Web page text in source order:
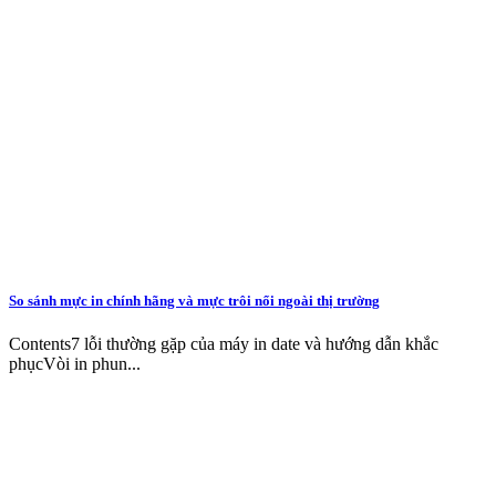
So sánh mực in chính hãng và mực trôi nổi ngoài thị trường
Contents7 lỗi thường gặp của máy in date và hướng dẫn khắc
phụcVòi in phun...